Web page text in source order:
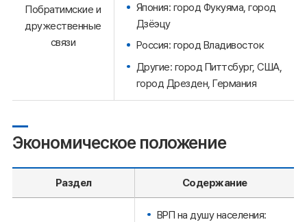
Побратимские и
дружественные
связи
Япония: город Фукуяма, город
Дзёэцу
Россия: город Владивосток
Другие: город Питтсбург, США,
город Дрезден, Германия
Экономическое положение
Раздел Содержание
ВРП на душу населения: